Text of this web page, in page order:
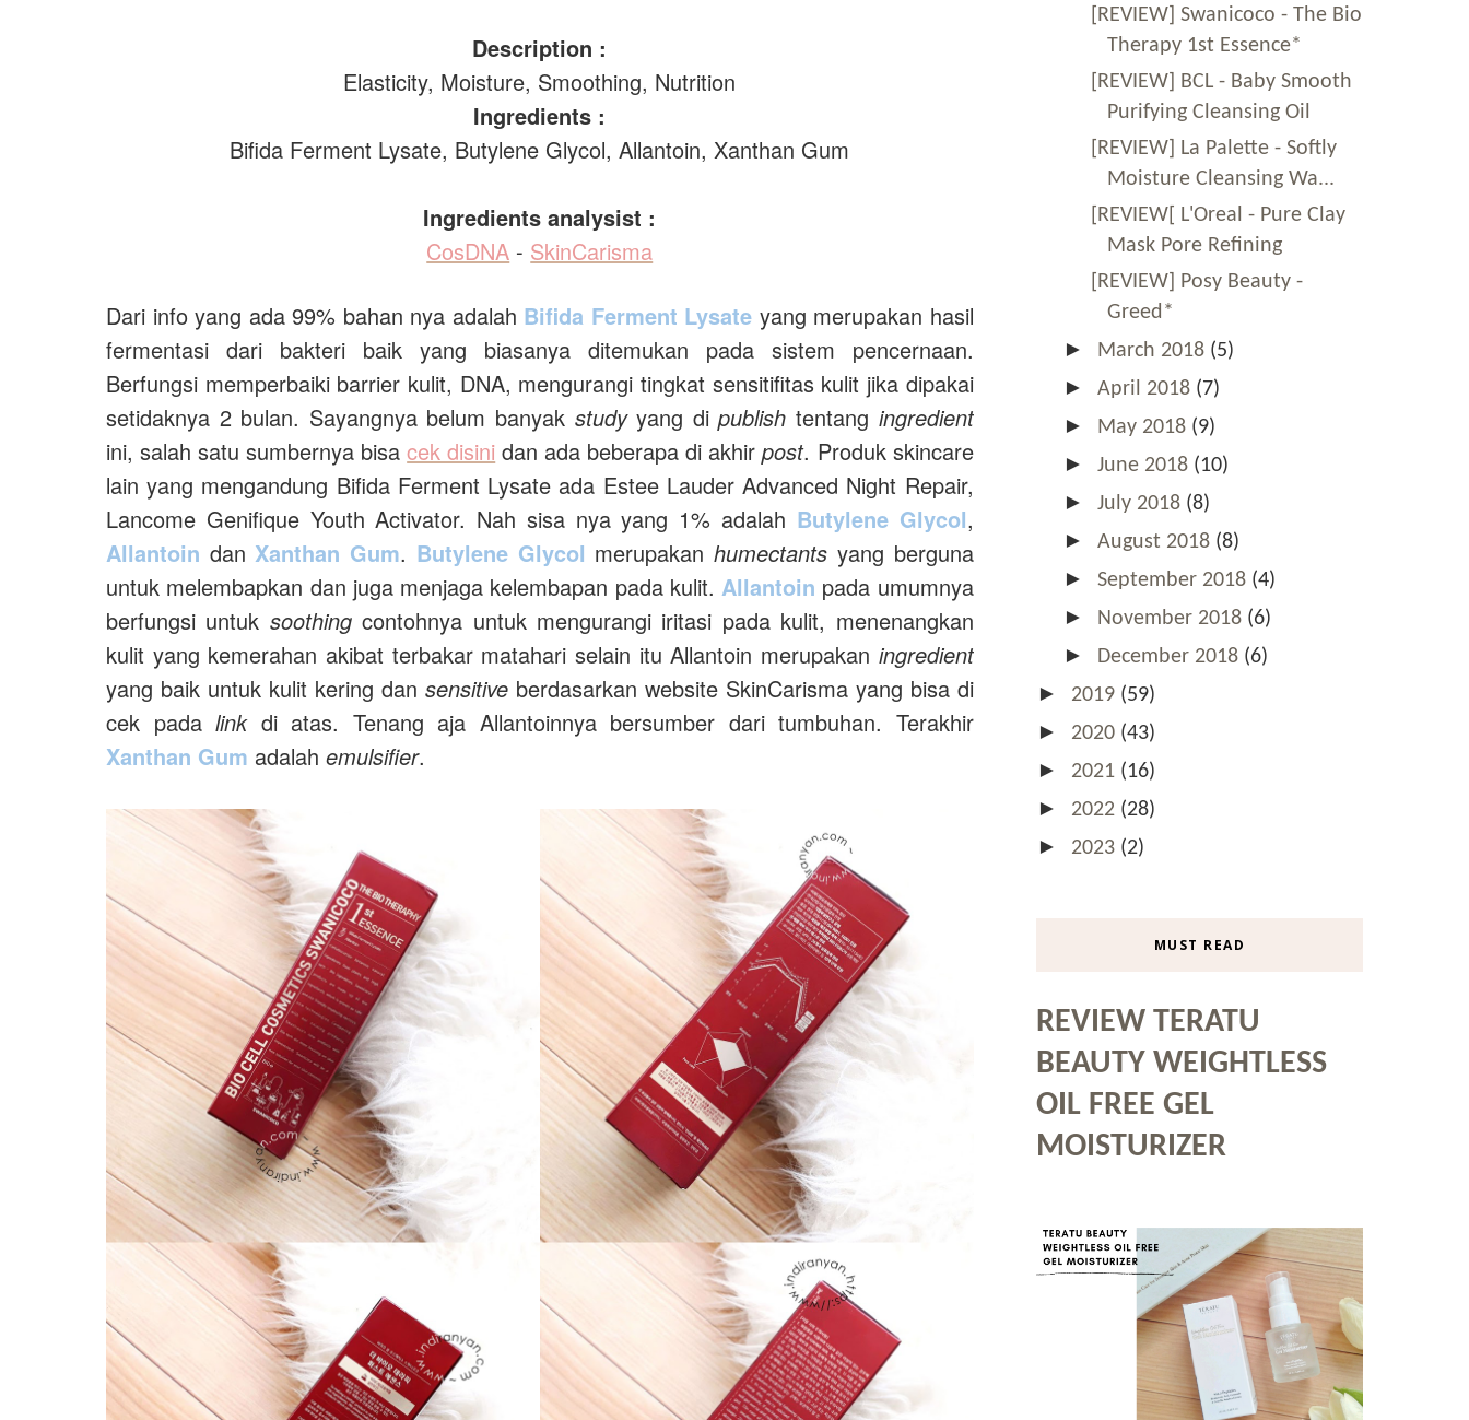
Description :
Elasticity, Moisture, Smoothing, Nutrition
Ingredients :
Bifida Ferment Lysate, Butylene Glycol, Allantoin, Xanthan Gum
Ingredients analysist :
CosDNA - SkinCarisma
Dari info yang ada 99% bahan nya adalah Bifida Ferment Lysate yang merupakan hasil
fermentasi dari bakteri baik yang biasanya ditemukan pada sistem pencernaan.
Berfungsi memperbaiki barrier kulit, DNA, mengurangi tingkat sensitifitas kulit jika dipakai
setidaknya 2 bulan. Sayangnya belum banyak studyyang dipublish tentang ingredient
ini, salah satu sumbernya bisacek disini dan ada beberapa di akhir post. Produk skincare
lain yang mengandung Bifida Ferment Lysate ada Estee Lauder Advanced Night Repair,
Lancome Genifique Youth Activator. Nah sisa nya yang 1% adalah Butylene Glycol,
Allantoin danXanthan Gum. Butylene Glycol merupakanhumectants yang berguna
untuk melembapkan dan juga menjaga kelembapan pada kulit. Allantoin pada umumnya
berfungsi untuk soothingcontohnya untuk mengurangi iritasi pada kulit, menenangkan
kulit yang kemerahan akibat terbakar matahari selain itu Allantoin merupakan ingredient
yang baik untuk kulit kering dan sensitive berdasarkan website SkinCarisma yang bisa di
cek pada linkdi atas. Tenang aja Allantoinnya bersumber dari tumbuhan. Terakhir
Xanthan Gum adalah emulsifier.
[REVIEW] Swanicoco - The Bio
Therapy 1st Essence*
[REVIEW] BCL - Baby Smooth
Purifying Cleansing Oil
[REVIEW] La Palette - Softly
Moisture Cleansing Wa...
[REVIEW[ L'Oreal - Pure Clay
Mask Pore Refining
[REVIEW] Posy Beauty -
Greed*
► March 2018 (5)
► April 2018 (7)
► May 2018 (9)
► June 2018 (10)
► July 2018 (8)
► August 2018 (8)
► September 2018 (4)
► November 2018 (6)
► December 2018 (6)
► 2019 (59)
► 2020 (43)
► 2021 (16)
► 2022 (28)
► 2023 (2)
MUST READ
REVIEW TERATU
BEAUTY WEIGHTLESS
OIL FREE GEL
MOISTURIZER